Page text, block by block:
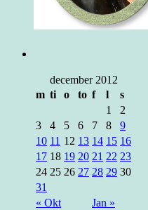
december 2012
m ti o to f l s
« Okt Jan »
1
2
3
4 5 6 7 8
9
10 11 12 13 14 15 16
17 18 19 20 21 22 23
24 25 26 27 28 29 30
31